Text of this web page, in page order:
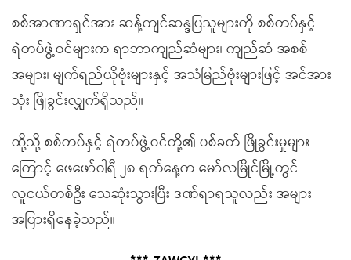
စစ်အာဏာရှင်အား ဆန့်ကျင်ဆန္ဒပြသူများကို စစ်တပ်နှင့်
ရဲတပ်ဖွဲ့ဝင်များက ရာဘာကျည်ဆံများ၊ ကျည်ဆံ အစစ်
အများ၊ မျက်ရည်ယိုဗုံးများနှင့် အသံမြည်ဗုံးများဖြင့် အင်အား
သုံး ဖြိုခွင်းလျှက်ရှိသည်။
ထို့သို့ စစ်တပ်နှင့် ရဲတပ်ဖွဲ့ဝင်တို့၏ ပစ်ခတ် ဖြိုခွင်းမှုများ
ကြောင့် ဖေဖော်ဝါရီ ၂၈ ရက်နေ့က မော်လမြိုင်မြို့တွင်
လူငယ်တစ်ဦး သေဆုံးသွားပြီး ဒဏ်ရာရသူလည်း အများ
အပြားရှိနေခဲ့သည်။